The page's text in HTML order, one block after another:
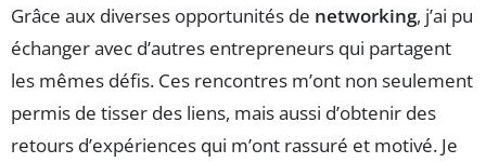
Grâce aux diverses opportunités de networking, j’ai pu
échanger avec d’autres entrepreneurs qui partagent
les mêmes défis. Ces rencontres m’ont non seulement
permis de tisser des liens, mais aussi d’obtenir des
retours d’expériences qui m’ont rassuré et motivé. Je